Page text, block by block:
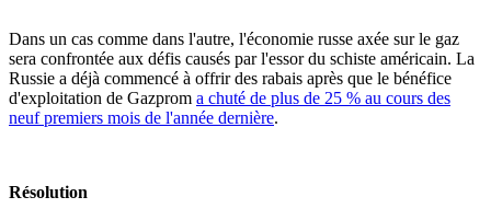
Dans un cas comme dans l'autre, l'économie russe axée sur le gaz
sera confrontée aux défis causés par l'essor du schiste américain. La
Russie a déjà commencé à offrir des rabais après que le bénéfice
d'exploitation de Gazprom a chuté de plus de 25 % au cours des
neuf premiers mois de l'année dernière.
Résolution